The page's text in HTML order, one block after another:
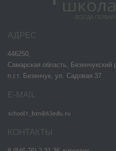
АДРЕС
446250,
Самарская область, Безенчукский
п.г.т. Безенчук, ул. Садовая 37
E-MAIL
КОНТАКТЫ